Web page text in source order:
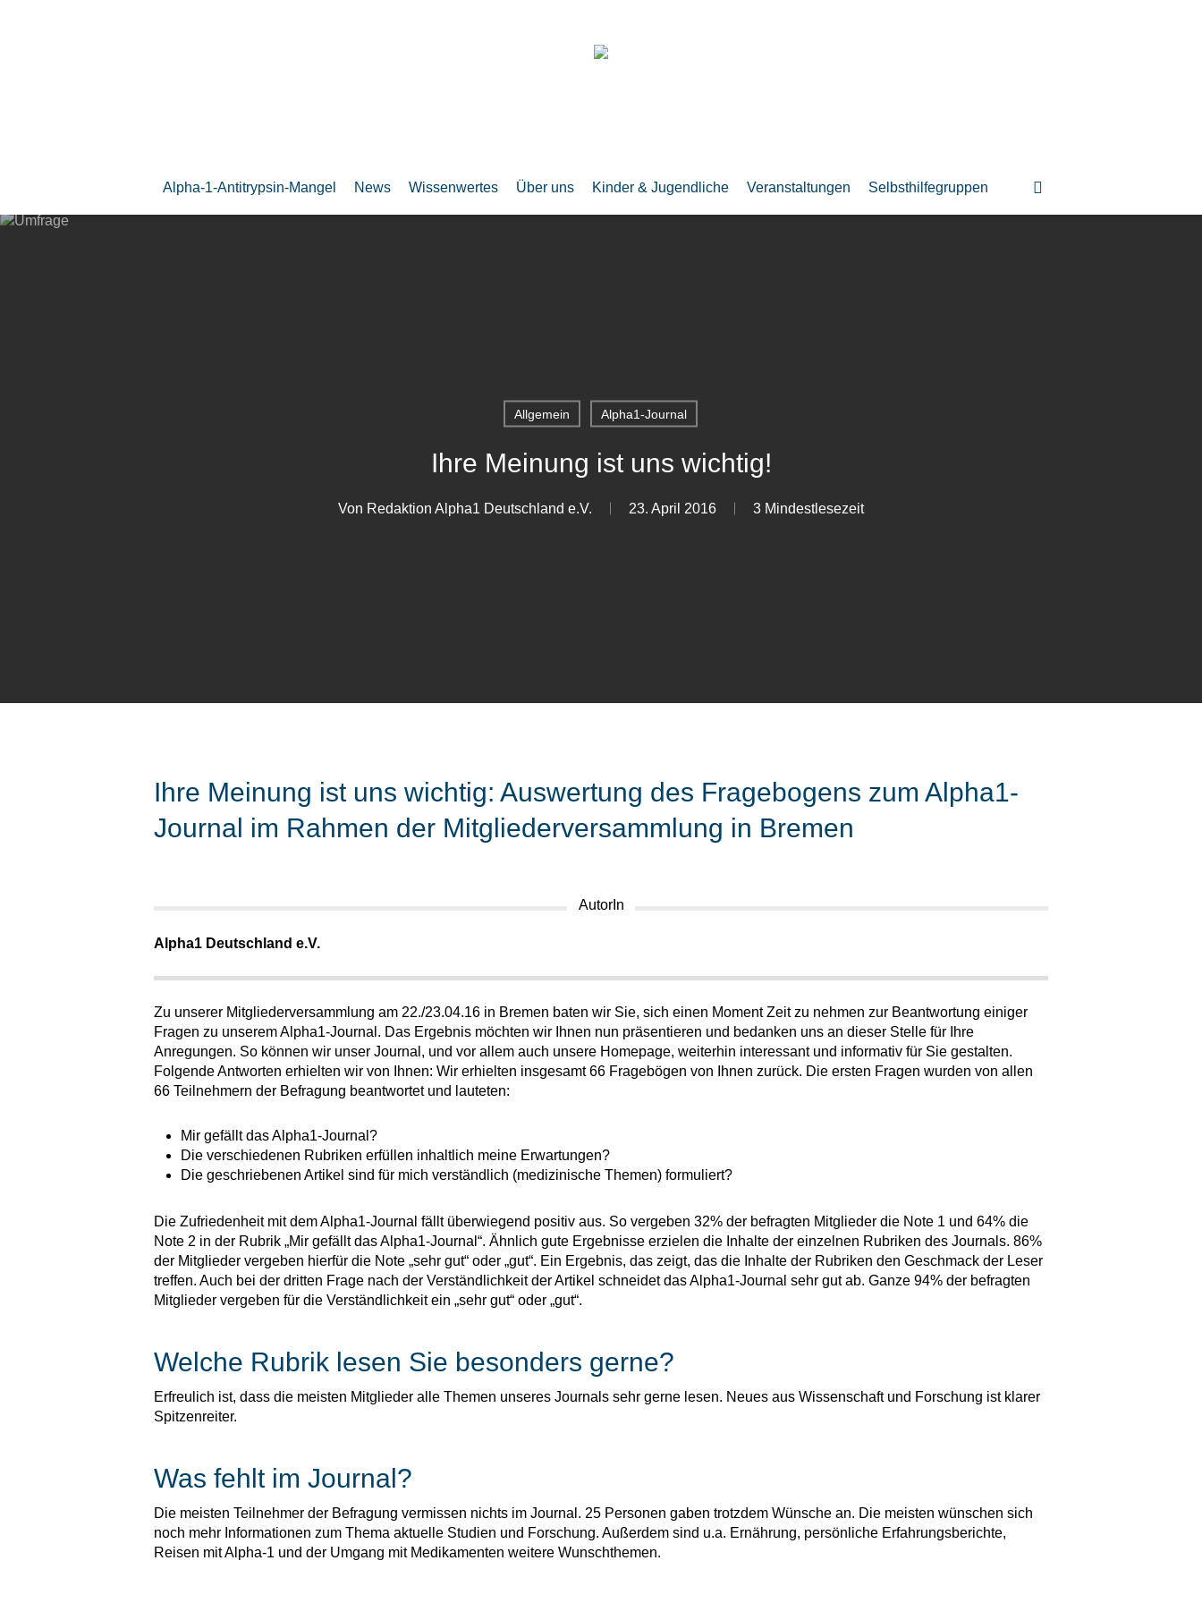
Alpha-1-Antitrypsin-Mangel News Wissenwertes Über uns Kinder & Jugendliche Veranstaltungen Selbsthilfegruppen
Allgemein Alpha1-Journal
Ihre Meinung ist uns wichtig!
Von Redaktion Alpha1 Deutschland e.V. 23. April 2016 3 Mindestlesezeit
Ihre Meinung ist uns wichtig: Auswertung des Fragebogens zum Alpha1-
Journal im Rahmen der Mitgliederversammlung in Bremen
AutorIn
Alpha1 Deutschland e.V.
Zu unserer Mitgliederversammlung am 22./23.04.16 in Bremen baten wir Sie, sich einen Moment Zeit zu nehmen zur Beantwortung einiger
Fragen zu unserem Alpha1-Journal. Das Ergebnis möchten wir Ihnen nun präsentieren und bedanken uns an dieser Stelle für Ihre
Anregungen. So können wir unser Journal, und vor allem auch unsere Homepage, weiterhin interessant und informativ für Sie gestalten.
Folgende Antworten erhielten wir von Ihnen: Wir erhielten insgesamt 66 Fragebögen von Ihnen zurück. Die ersten Fragen wurden von allen
66 Teilnehmern der Befragung beantwortet und lauteten:
Mir gefällt das Alpha1-Journal?
Die verschiedenen Rubriken erfüllen inhaltlich meine Erwartungen?
Die geschriebenen Artikel sind für mich verständlich (medizinische Themen) formuliert?
Die Zufriedenheit mit dem Alpha1-Journal fällt überwiegend positiv aus. So vergeben 32% der befragten Mitglieder die Note 1 und 64% die
Note 2 in der Rubrik „Mir gefällt das Alpha1-Journal“. Ähnlich gute Ergebnisse erzielen die Inhalte der einzelnen Rubriken des Journals. 86%
der Mitglieder vergeben hierfür die Note „sehr gut“ oder „gut“. Ein Ergebnis, das zeigt, das die Inhalte der Rubriken den Geschmack der Leser
treffen. Auch bei der dritten Frage nach der Verständlichkeit der Artikel schneidet das Alpha1-Journal sehr gut ab. Ganze 94% der befragten
Mitglieder vergeben für die Verständlichkeit ein „sehr gut“ oder „gut“.
Welche Rubrik lesen Sie besonders gerne?
Erfreulich ist, dass die meisten Mitglieder alle Themen unseres Journals sehr gerne lesen. Neues aus Wissenschaft und Forschung ist klarer
Spitzenreiter.
Was fehlt im Journal?
Die meisten Teilnehmer der Befragung vermissen nichts im Journal. 25 Personen gaben trotzdem Wünsche an. Die meisten wünschen sich
noch mehr Informationen zum Thema aktuelle Studien und Forschung. Außerdem sind u.a. Ernährung, persönliche Erfahrungsberichte,
Reisen mit Alpha-1 und der Umgang mit Medikamenten weitere Wunschthemen.